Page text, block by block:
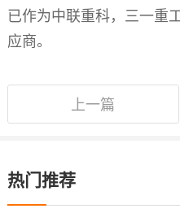
已作为中联重科，三一重
应商。
上一篇
热门推荐